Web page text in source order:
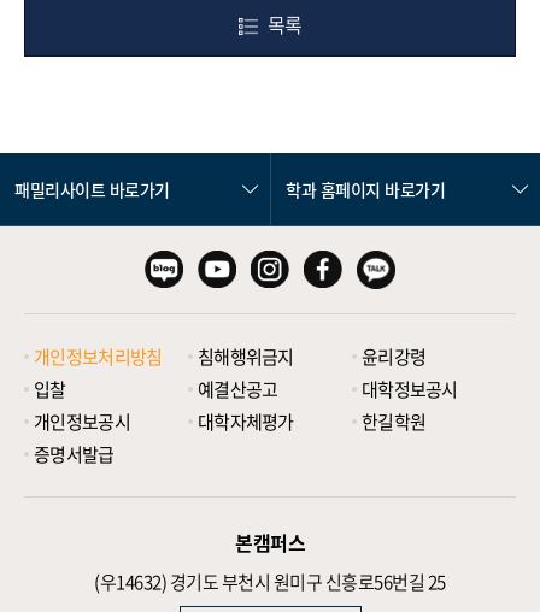
목록
패밀리사이트 바로가기 학과 홈페이지 바로가기
개인정보처리방침 침해행위금지
윤리강령
입찰
예결산공고
대학정보공시
개인정보공시
대학자체평가
한길학원
증명서발급
본캠퍼스
(우14632)경기도 부천시 원미구 신흥로56번길 25